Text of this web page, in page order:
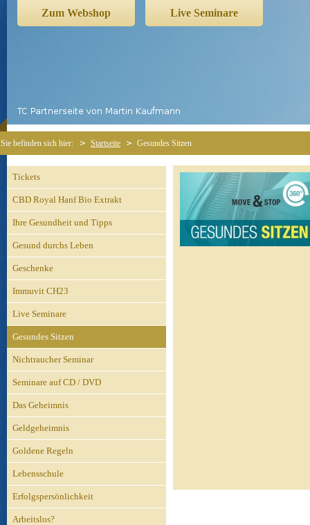
Zum Webshop Live Seminare
Sie befinden sich hier: Startseite Gesundes Sitzen
Tickets
CBD Royal Hanf Bio Extrakt
Ihre Gesundheit und Tipps
Gesund durchs Leben
Geschenke
Immuvit CH23
Live Seminare
Gesundes Sitzen
Nichtraucher Seminar
Seminare auf CD / DVD
Das Geheimnis
Geldgeheimnis
Goldene Regeln
Lebensschule
Erfolgspersönlichkeit
Arbeitslos?